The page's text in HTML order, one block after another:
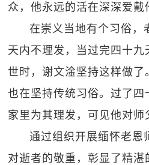
众，他永远的活在深深爱戴
在崇义当地有个习俗，
天内不理发，当过完四十
世时，谢文淦坚持这样做
也在坚持传统习俗。过了四
家里为其理发，可见他对师
通过组织开展缅怀老恩
对逝者的敬重，彰显了精